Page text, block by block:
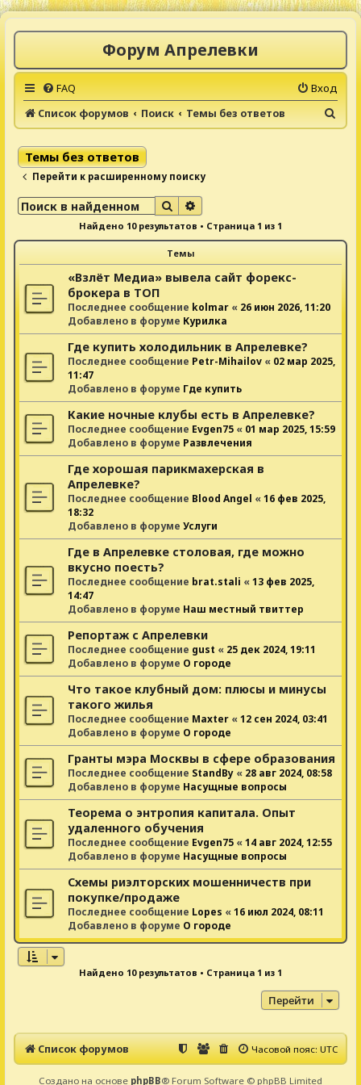
Форум Апрелевки
FAQ
Вход
Список форумов
Поиск Темы без ответов
о
Темы без ответов
Перейти к расширенному поиску
Поиск
Найдено 10 результатов • Страница 1 из 1
Темы
«Взлёт Медиа» вывела сайт форекс-
брокера в ТОП
Последнее сообщение kolmar « 26 июн 2026, 11:20
Добавлено в форуме Курилка
Где купить холодильник в Апрелевке?
Последнее сообщение Petr-Mihailov « 02 мар 2025,
11:47
Добавлено в форуме Где купить
Какие ночные клубы есть в Апрелевке?
Последнее сообщение Evgen75 « 01 мар 2025, 15:59
Добавлено в форуме Развлечения
Где хорошая парикмахерская в
Апрелевке?
Последнее сообщение Blood Angel «16 фев 2025,
18:32
Добавлено в форуме Услуги
Где в Апрелевке столовая, где можно
вкусно поесть?
Последнее сообщение brat.stali «13 фев 2025,
14:47
Добавлено в форуме Наш местный твиттер
Репортаж с Апрелевки
Последнее сообщение gust « 25 дек 2024, 19:11
Добавлено в форуме О городе
Что такое клубный дом: плюсы и минусы
такого жилья
Последнее сообщение Maxter «12 сен 2024, 03:41
Добавлено в форуме О городе
Гранты мэра Москвы в сфере образования
Последнее сообщение StandBy « 28 авг 2024, 08:58
Добавлено в форуме Насущные вопросы
Теорема о энтропия капитала. Опыт
удаленного обучения
Последнее сообщение Evgen75 «14 авг 2024, 12:55
Добавлено в форуме Насущные вопросы
Схемы риэлторских мошенничеств при
покупке/продаже
Последнее сообщение Lopes «16 июл 2024, 08:11
Добавлено в форуме О городе
Найдено 10 результатов • Страница 1 из 1
Перейти
Список форумов Часовой пояс:UTC
Создано на основе phpBB® Forum Software © phpBB Limited